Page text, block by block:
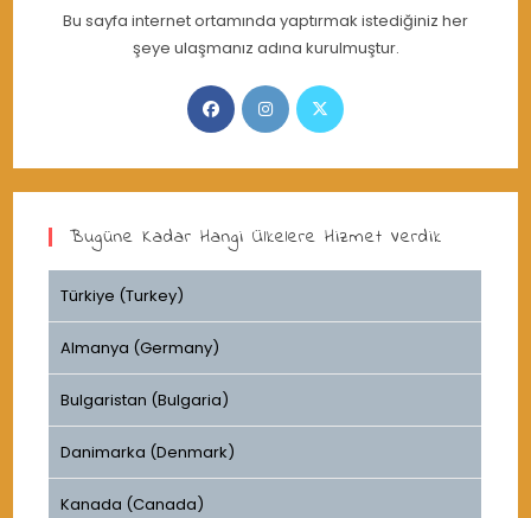
Bu sayfa internet ortamında yaptırmak istediğiniz her
şeye ulaşmanız adına kurulmuştur.
Opens
in
new
Opens
in
new
Opens
new
Bugüne Kadar Hangi Ülkelere Hizmet Verdik
Türkiye (Turkey)
Almanya (Germany)
Bulgaristan (Bulgaria)
Danimarka (Denmark)
Kanada (Canada)